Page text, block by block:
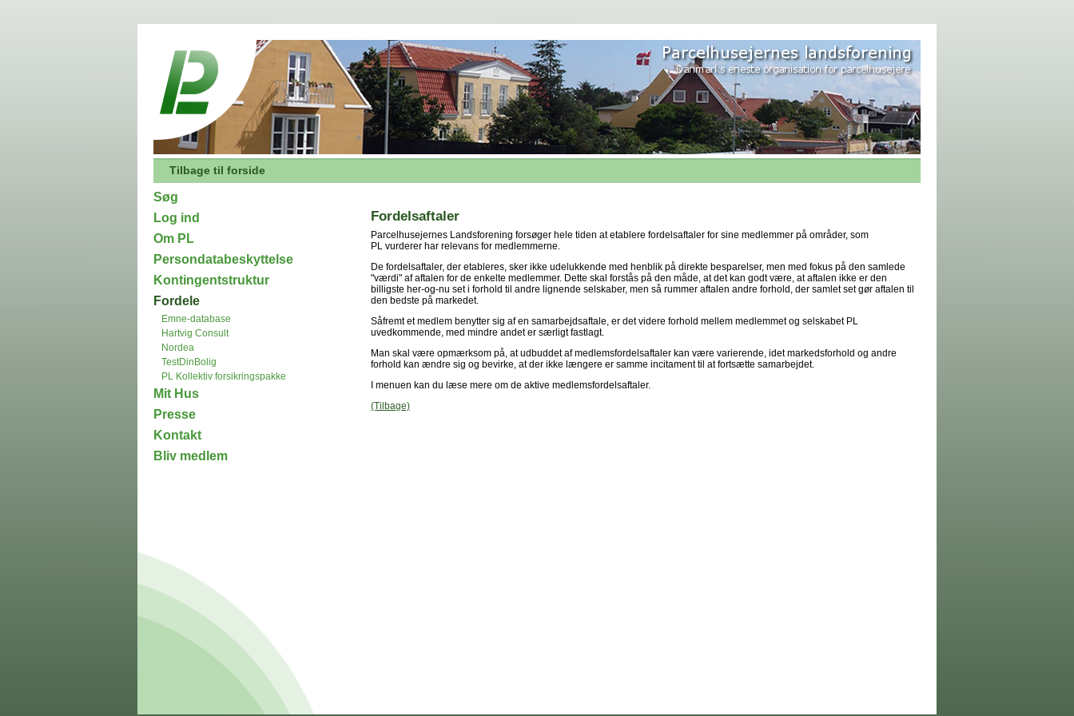
Tilbage til forside
Søg
Log ind
Om PL
Persondatabeskyttelse
Kontingentstruktur
Fordele
Emne-database
Hartvig Consult
Nordea
TestDinBolig
PL Kollektiv forsikringspakke
Mit Hus
Presse
Kontakt
Bliv medlem
Fordelsaftaler
Parcelhusejernes Landsforening forsøger hele tiden at etablere fordelsaftaler for sine medlemmer på områder, som
PL vurderer har relevans for medlemmerne.
De fordelsaftaler, der etableres, sker ikke udelukkende med henblik på direkte besparelser, men med fokus på den samlede
"værdi" af aftalen for de enkelte medlemmer. Dette skal forstås på den måde, at det kan godt være, at aftalen ikke er den
billigste her-og-nu set i forhold til andre lignende selskaber, men så rummer aftalen andre forhold, der samlet set gør aftalen til
den bedste på markedet.
Såfremt et medlem benytter sig af en samarbejdsaftale, er det videre forhold mellem medlemmet og selskabet PL
uvedkommende, med mindre andet er særligt fastlagt.
Man skal være opmærksom på, at udbuddet af medlemsfordelsaftaler kan være varierende, idet markedsforhold og andre
forhold kan ændre sig og bevirke, at der ikke længere er samme incitament til at fortsætte samarbejdet.
I menuen kan du læse mere om de aktive medlemsfordelsaftaler.
(Tilbage)